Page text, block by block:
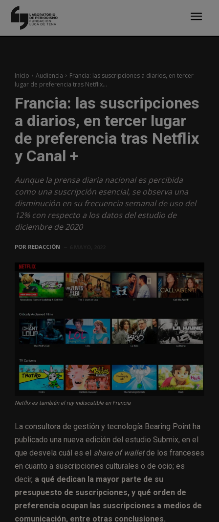
Inicio Audiencia
Francia: las suscripciones a diarios, en tercer
lugar de preferencia tras Netflix...
Francia: las suscripciones
a diarios, en tercer lugar
de preferencia tras Netflix
y Canal +
Aunque la prensa diaria nacional es percibida
como una suscripción esencial, se observa una
disminución en su frecuencia semanal de uso del
12% con respecto a los datos del estudio de
diciembre de 2020
POR REDACCIÓN
Netflix es también el rey indiscutible en Francia
La consultora de gestión y tecnología Bearing Point ha
publicado una nueva edición del estudio Submix, en el
que desvela cuál es el share of walletde los franceses
en cuanto a suscripciones culturales o de ocio; es
decir, a qué dedican la mayor parte de su
presupuesto de suscripciones, y qué orden de
preferencia ocupan las suscripciones a medios de
comunicación, entre otras conclusiones.